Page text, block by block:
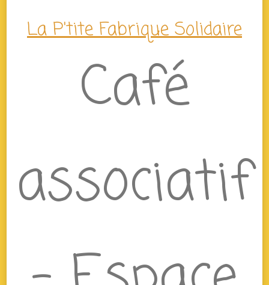
La P'tite Fabrique Solidaire
Café
associatif